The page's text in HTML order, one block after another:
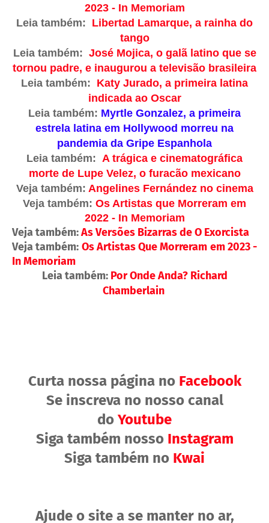
2023 - In Memoriam
Leia também: Libertad Lamarque, a rainha do
tango
Leia também: José Mojica, o galã latino que se
tornou padre, e inaugurou a televisão brasileira
Leia também: Katy Jurado, a primeira latina
indicada ao Oscar
Leia também: Myrtle Gonzalez, a primeira
estrela latina em Hollywood morreu na
pandemia da Gripe Espanhola
Leia também: A trágica e cinematográfica
morte de Lupe Velez, o furacão mexicano
Veja também: Angelines Fernández no cinema
Veja também: Os Artistas que Morreram em
2022 - In Memoriam
Veja também:As Versões Bizarras de O Exorcista
Veja também: Os Artistas Que Morreram em 2023 -
In Memoriam
Leia também: Por Onde Anda? Richard
Chamberlain
Curta nossa página no Facebook
Se inscreva no nosso canal
do Youtube
Siga também nosso Instagram
Siga também no Kwai
Ajude o site a se manter no ar,